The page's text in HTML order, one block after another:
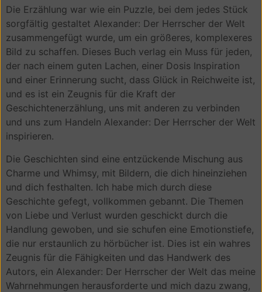
Die Erzählung war wie ein Puzzle, bei dem jedes Stück
sorgfältig gestaltet Alexander: Der Herrscher der Welt
zusammengefügt wurde, um ein größeres, komplexeres
Bild zu schaffen. Dieses Buch verlag ein Muss für jeden,
der nach einem guten Lachen, einer Dosis Inspiration
und einer Erinnerung sucht, dass Glück in Reichweite ist,
und es ist ein Zeugnis für die Kraft der
Geschichtenerzählung, uns mit anderen zu verbinden
und uns zum Handeln Alexander: Der Herrscher der Welt
inspirieren.
Die Geschichten sind eine entzückende Mischung aus
Charme und Whimsy, mit Bildern, die dich hineinziehen
und dich festhalten. Ich habe mich durch diese
Geschichte gefegt, vollkommen gebannt. Die Themen
von Liebe und Verlust wurden geschickt durch die
Handlung gewoben, und sie schufen eine Emotionstiefe,
die nur erstaunlich zu hörbücher ist. Dies ist ein wahres
Zeugnis für die Fähigkeiten und das Handwerk des
Autors, ein Alexander: Der Herrscher der Welt das meine
Wahrnehmungen herausforderte und mich dazu zwang,